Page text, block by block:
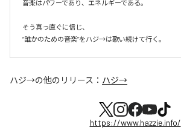
音楽はパワーであり、エネルギーである。
そう真っ直ぐに信じ、
ハジ→の他のリリース： ハジ→
https://www.hazzie.info/